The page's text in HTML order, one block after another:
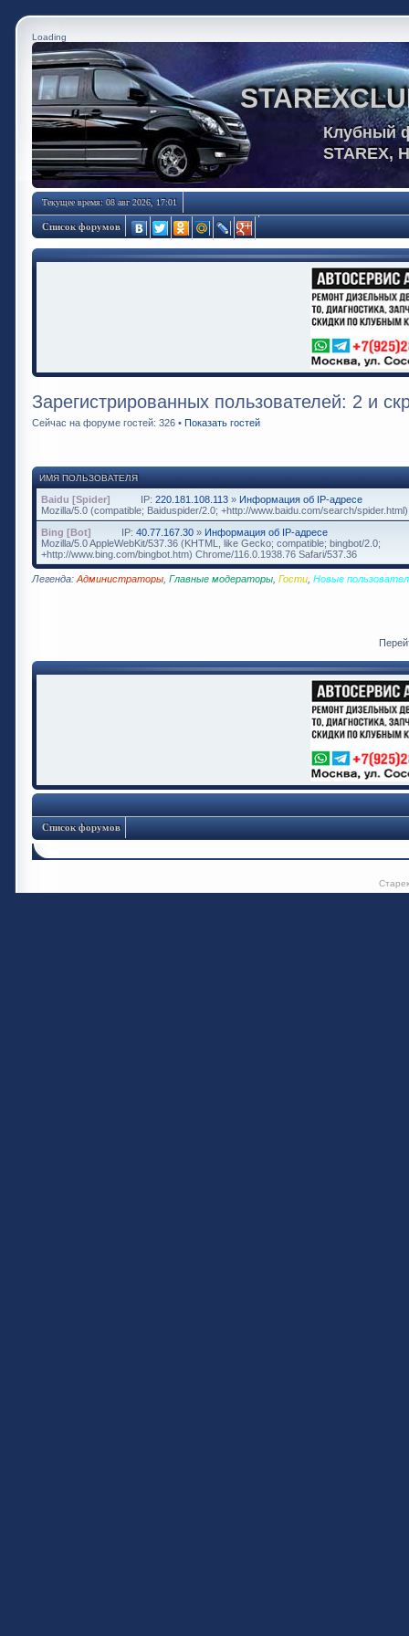
Loading
Клубный
STAREX,
Текущее время: 08 авг 2026, 17:01
Список форумов
Зарегистрированных пользователей: 2 и
Сейчас на форуме гостей: 326 • Показать гостей
ИМЯ ПОЛЬЗОВАТЕЛЯ
Baidu [Spider] IP: 220.181.108.113 » Информация об IP-адресе
Mozilla/5.0 (compatible; Baiduspider/2.0; +http://www.baidu.com/search/spider.html)
Bing [Bot]
IP: 40.77.167.30 » Информация об IP-адресе
Mozilla/5.0 AppleWebKit/537.36 (KHTML, like Gecko; compatible; bingbot/2.0;
+http://www.bing.com/bingbot.htm) Chrome/116.0.1938.76 Safari/537.36
Легенда: Администраторы Главные модераторы Гости Новые
Список форумов